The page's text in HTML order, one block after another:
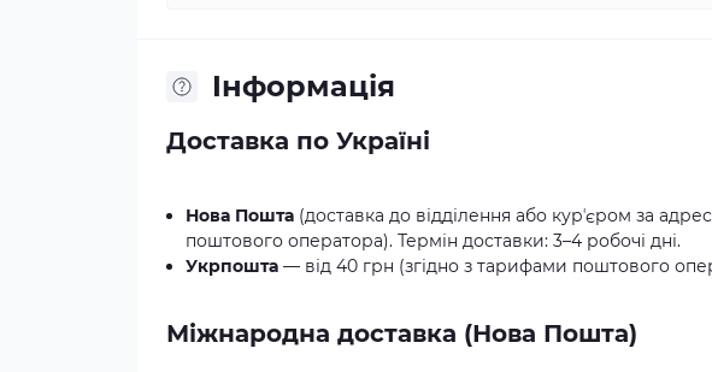
Iнформація
Доставка по Україні
Нова Пошта (доставка до відділення або курʼєром за
поштового оператора). Термін доставки: 3–4 робочі дні.
Укрпошта — від 40 грн (згідно з тарифами поштового
Міжнародна доставка (Нова Пошта)